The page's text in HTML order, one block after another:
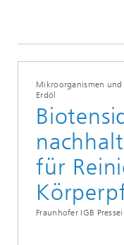
Mikroorganismen
Erdöl
für
Fraunhofer IGB